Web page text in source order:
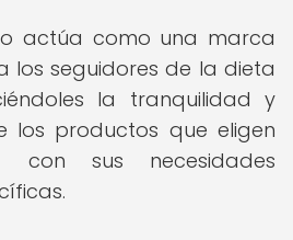
actúa como una marca
los seguidores de la dieta
la tranquilidad y
los productos que eligen
sus necesidades